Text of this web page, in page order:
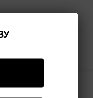
появится
Опт/дроп